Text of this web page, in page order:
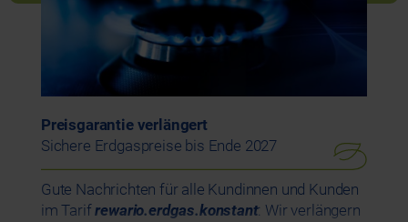
Preisgarantie verlängert
Sichere Erdgaspreise bis Ende 2027
Gute Nachrichten für alle Kundinnen und Kunden
im Tarifrewario.erdgas.konstant: Wir verlängern